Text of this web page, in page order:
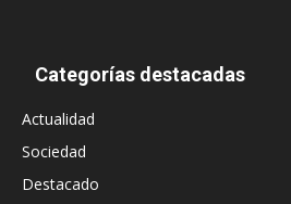
Categorías destacadas
Actualidad
Sociedad
Destacado